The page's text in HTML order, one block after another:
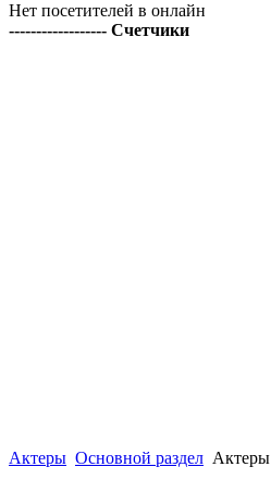
Нет посетителей в онлайн
------------------ Счетчики
Актеры Основной раздел Актеры